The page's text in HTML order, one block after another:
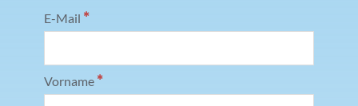
E-Mail *
Vorname *